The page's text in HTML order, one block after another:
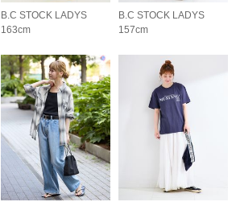
B.C STOCK LADYS
163cm
B.C STOCK LADYS
157cm